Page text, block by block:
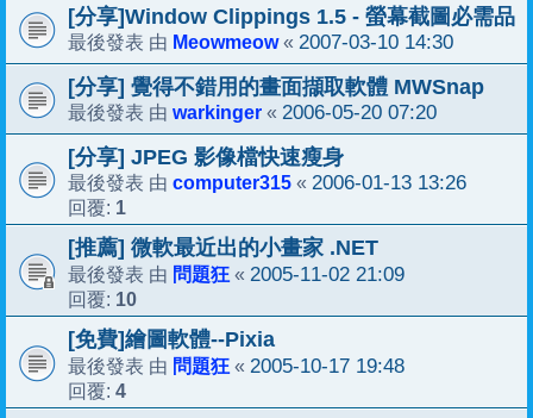
[分享]Window Clippings 1.5 - 螢幕截圖必需品
最後發表 由 Meowmeow« 2007-03-10 14:30
[分享] 覺得不錯用的畫面擷取軟體 MWSnap
最後發表 由 warkinger « 2006-05-20 07:20
[分享] JPEG 影像檔快速瘦身
最後發表 由 computer315 « 2006-01-13 13:26
回覆: 1
[推薦] 微軟最近出的小畫家 .NET
最後發表 由 問題狂 « 2005-11-02 21:09
回覆: 10
[免費]繪圖軟體--Pixia
最後發表 由 問題狂 « 2005-10-17 19:48
回覆: 4